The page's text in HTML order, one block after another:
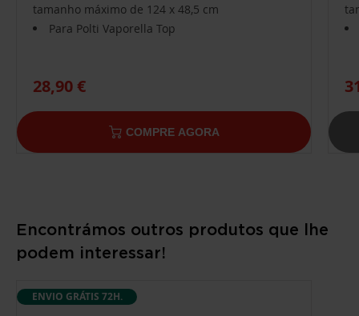
tamanho máximo de 124 x 48,5 cm
Para Polti Vaporella Top
28,90 €
COMPRE AGORA
Encontrámos outros produtos que lhe
podem interessar!
ENVIO GRÁTIS 72H.